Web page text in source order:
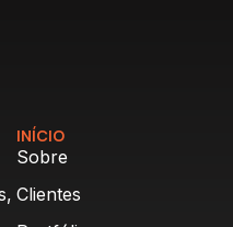
INÍCIO
Sobre
Clientes